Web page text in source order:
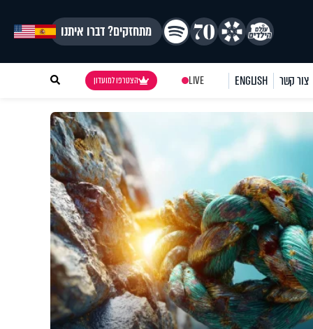
מתחזקים? דברו איתנו
צור קשר ENGLISH
LIVE הצטרפו למועדון